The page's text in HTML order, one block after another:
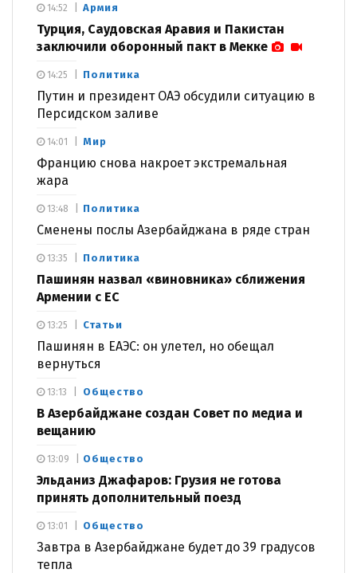
Армия
Турция, Саудовская Аравия и Пакистан
заключили оборонный пакт в Мекке
14:52
Политика
Путин и президент ОАЭ обсудили ситуацию в
Персидском заливе
14:25
Мир
Францию снова накроет экстремальная
жара
14:01
Политика
Сменены послы Азербайджана в ряде стран
13:48
Политика
Пашинян назвал «виновника» сближения
Армении с ЕС
13:35
Статьи
Пашинян в ЕАЭС: он улетел, но обещал
вернуться
13:25
Общество
В Азербайджане создан Совет по медиа и
вещанию
13:13
Общество
Эльданиз Джафаров: Грузия не готова
принять дополнительный поезд
13:09
Общество
Завтра в Азербайджане будет до 39 градусов
тепла
13:01